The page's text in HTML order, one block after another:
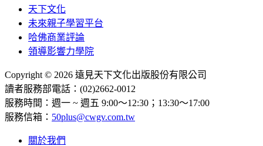
天下文化
未來親子學習平台
哈佛商業評論
領導影響力學院
Copyright © 2026 遠見天下文化出版股份有限公司
讀者服務部電話：(02)2662-0012
服務時間：週一 ~ 週五 9:00～12:30；13:30～17:00
服務信箱： 50plus@cwgv.com.tw
關於我們